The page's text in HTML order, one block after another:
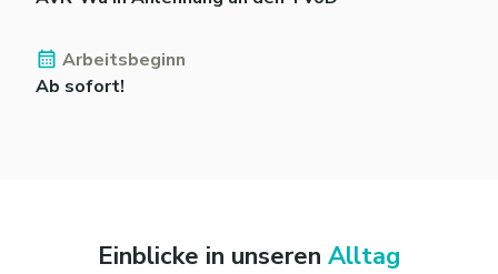
Arbeitsbeginn
Ab sofort!
Einblicke in unseren Alltag